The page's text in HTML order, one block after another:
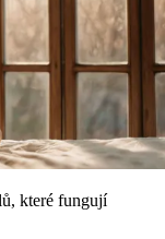
které fungují